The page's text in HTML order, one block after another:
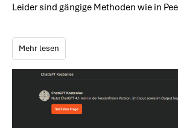
Leider sind gängige Methoden wie in
Mehr lesen